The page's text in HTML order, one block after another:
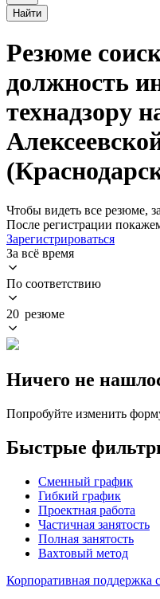
Найти
Резюме
должность
технадзору
Чтобы видеть все резюме,
После регистрации
Зарегистрироваться
За всё время
По соответствию
20 резюме
Ничего не
Попробуйте изменить
Быстрые
Сменный график
Гибкий график
Проектная работа
Частичная занятость
Полная занятость
Вахтовый метод
Корпоративная поддержка